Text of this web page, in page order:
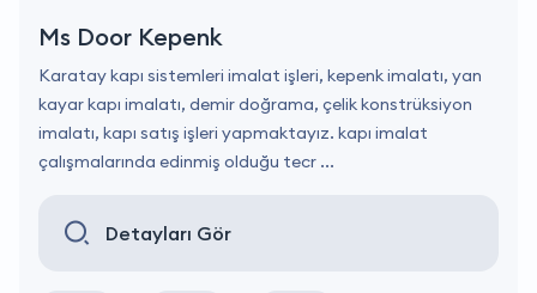
Ms Door Kepenk
Karatay kapı sistemleri imalat işleri, kepenk imalatı, yan
kayar kapı imalatı, demir doğrama, çelik konstrüksiyon
imalatı, kapı satış işleri yapmaktayız. kapı imalat
çalışmalarında edinmiş olduğu tecr ...
Detayları Gör